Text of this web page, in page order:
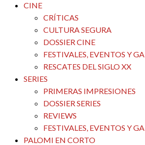
CINE
CRÍTICAS
CULTURA SEGURA
DOSSIER CINE
FESTIVALES, EVENTOS Y
RESCATES DEL SIGLO XX
SERIES
PRIMERAS IMPRESIONES
DOSSIER SERIES
REVIEWS
FESTIVALES, EVENTOS Y
PALOMI EN CORTO